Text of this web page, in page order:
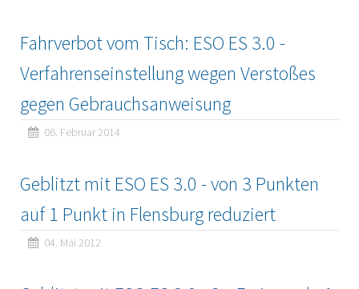
Fahrverbot vom Tisch: ESO ES 3.0 -
Verfahrenseinstellung wegen Verstoßes
gegen Gebrauchsanweisung
06. Februar 2014
Geblitzt mit ESO ES 3.0 - von 3 Punkten
auf 1 Punkt in Flensburg reduziert
04. Mai 2012